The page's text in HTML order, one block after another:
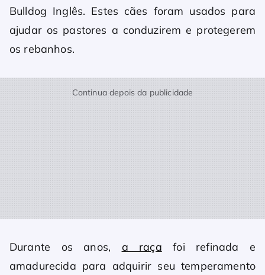
Bulldog Inglês. Estes cães foram usados ​​para
ajudar os pastores a conduzirem e protegerem
os rebanhos.
Continua depois da publicidade
Durante os anos, a raça foi refinada e
amadurecida para adquirir seu temperamento